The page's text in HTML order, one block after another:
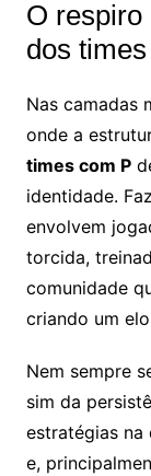
O respiro
dos
Nas camadas
onde a
times com P
identidade.
envolvem
torcida,
comunidade
criando um
Nem sempre
sim da
estratégias na
e,